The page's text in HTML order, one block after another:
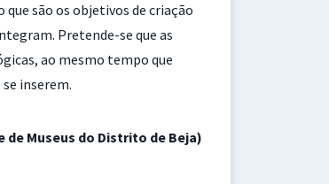
que são os objetivos de criação
Pretende-se que as
ao mesmo tempo que
inserem.
de Museus do Distrito de Beja)